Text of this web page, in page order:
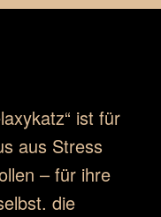
ist für
aus Stress
– für ihre
die